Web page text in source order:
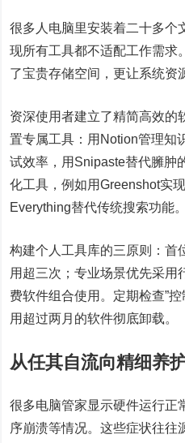
很多人电脑里安装着二十多个
现所有工具都不适配工作需求
了宝贵存储空间，更让系统资
资深使用者建立了精简高效的
置专属工具：用Notion管理知
试效率，用Snipaste替代臃肿
化工具，例如用Greenshot实
Everything替代传统搜索功能。
构建个人工具库的三原则：首
用超三次；专业场景优先采用
费软件组合使用。定期检查”
用超过两月的软件彻底卸载。
从任其自流向精细养
很多电脑管家显示硬件运行正
序崩溃等情况。这些症状往往